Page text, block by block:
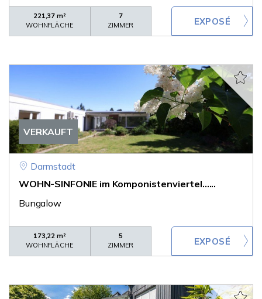
221,37 m²
WOHNFLÄCHE
7
ZIMMER
VERKAUFT
Darmstadt
WOHN-SINFONIE im Komponistenviertel......
Bungalow
173,22 m²
WOHNFLÄCHE
5
ZIMMER